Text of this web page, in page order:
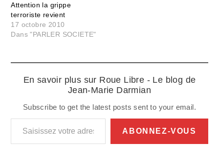
Attention la grippe
terroriste revient
17 octobre 2010
Dans "PARLER SOCIETE"
En savoir plus sur Roue Libre - Le blog de
Jean-Marie Darmian
Subscribe to get the latest posts sent to your email.
Saisissez votre adresse e-mail…
ABONNEZ-VOUS